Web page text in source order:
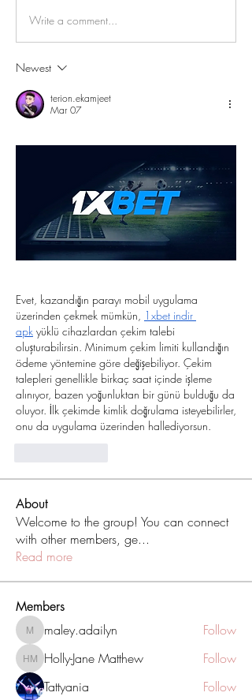
Write a comment...
Newest
terion.ekamjeet
Mar 07
Evet, kazandığın parayı mobil uygulama
üzerinden çekmek mümkün, 1xbet indir
apk yüklü cihazlardan çekim talebi
oluşturabilirsin. Minimum çekim limiti kullandığın
ödeme yöntemine göre değişebiliyor. Çekim
talepleri genellikle birkaç saat içinde işleme
alınıyor, bazen yoğunluktan bir günü bulduğu da
oluyor. İlk çekimde kimlik doğrulama isteyebilirler,
onu da uygulama üzerinden hallediyorsun.
About
Welcome to the group! You can connect
with other members, ge...
Read more
Members
maley.adailyn
maley.adailyn Follow
Holly-Jane Matthew
Holly-Jane Matthew
Follow
Tattyania
Follow